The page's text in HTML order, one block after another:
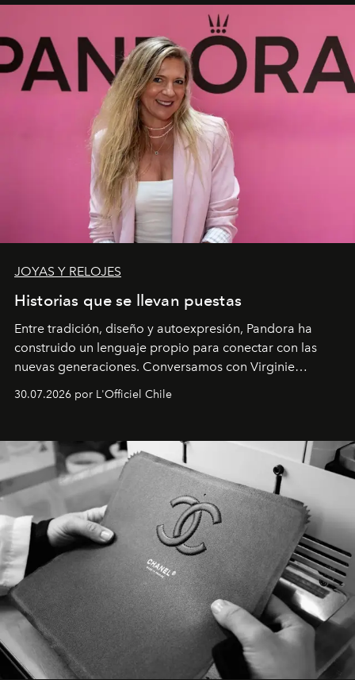
JOYAS Y RELOJES
Historias que se llevan puestas
Entre tradición, diseño y autoexpresión, Pandora ha
construido un lenguaje propio para conectar con las
nuevas generaciones. Conversamos con Virginie
Dubray, la responsable de marketing para
Latinoamérica, sobre identidad, cultura y el valor
30.07.2026 por L'Officiel Chile